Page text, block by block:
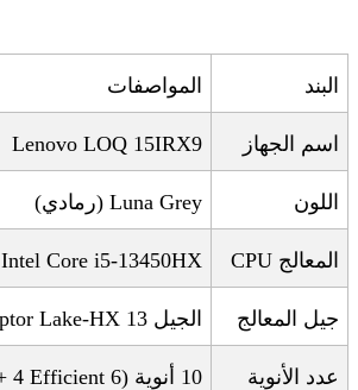
البند المواصفات
اسم الجهاز Lenovo LOQ 15IRX9
اللون Luna Grey ( رمادي)
المعالج CPU
Intel Core i5-13450HX
جيل المعالج الجيل 13
عدد الأنوية 10 أنوية (6 Performance + 4 Efficient)